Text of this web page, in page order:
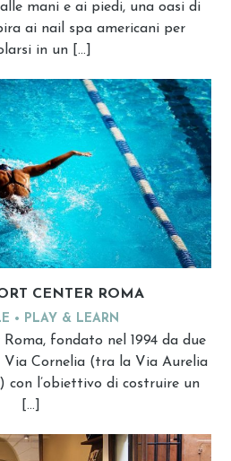
mani e ai piedi, una oasi di
ai nail spa americani per
in un […]
CENTER ROMA
PLAY & LEARN
fondato nel 1994 da due
Cornelia (tra la Via Aurelia
con l’obiettivo di costruire un
[…]